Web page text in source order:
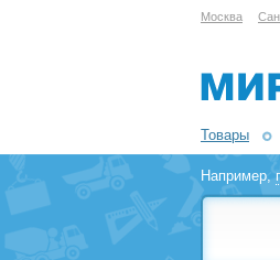
Москва
Товары
Например,